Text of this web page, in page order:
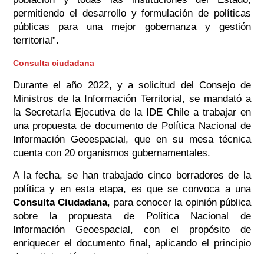
permitiendo el desarrollo y formulación de políticas
públicas para una mejor gobernanza y gestión
territorial”.
Consulta ciudadana
Durante el año 2022, y a solicitud del Consejo de
Ministros de la Información Territorial, se mandató a
la Secretaría Ejecutiva de la IDE Chile a trabajar en
una propuesta de documento de Política Nacional de
Información Geoespacial, que en su mesa técnica
cuenta con 20 organismos gubernamentales.
A la fecha, se han trabajado cinco borradores de la
política y en esta etapa, es que se convoca a una
Consulta Ciudadana, para conocer la opinión pública
sobre la propuesta de Política Nacional de
Información Geoespacial, con el propósito de
enriquecer el documento final, aplicando el principio